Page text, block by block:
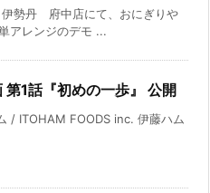
伊勢丹 府中店にて、おにぎりや
アレンジのデモ ...
第1話『初めの一歩』 公開
/ ITOHAM FOODS inc. 伊藤ハム